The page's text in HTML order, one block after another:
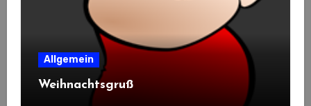
Allgemein
Weihnachtsgruß